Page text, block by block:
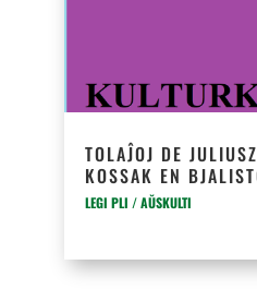
TOLAĴOJ DE
KOSSAK EN
LEGI PLI / AŬSKULTI